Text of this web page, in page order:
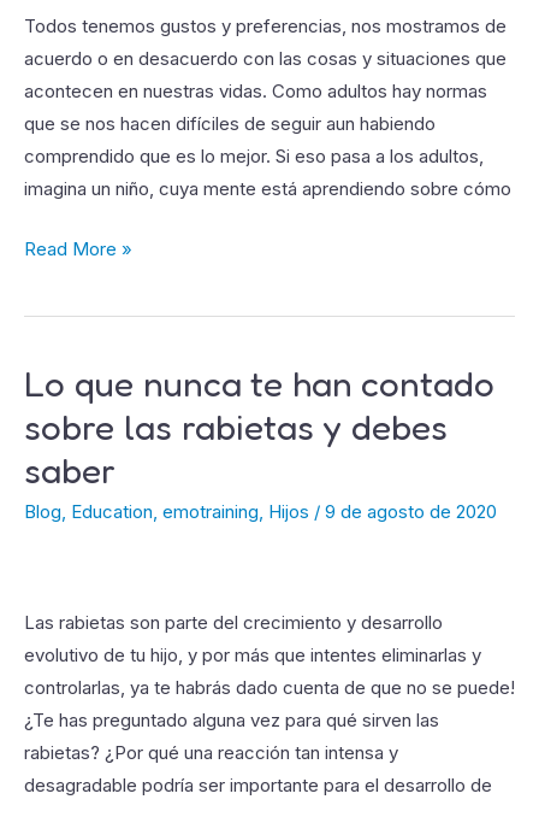
Todos tenemos gustos y preferencias, nos mostramos de
acuerdo o en desacuerdo con las cosas y situaciones que
acontecen en nuestras vidas. Como adultos hay normas
que se nos hacen difíciles de seguir aun habiendo
comprendido que es lo mejor. Si eso pasa a los adultos,
imagina un niño, cuya mente está aprendiendo sobre cómo
Read More »
Lo que nunca te han contado
sobre las rabietas y debes
saber
Blog, Education, emotraining, Hijos / 9 de agosto de 2020
Las rabietas son parte del crecimiento y desarrollo
evolutivo de tu hijo, y por más que intentes eliminarlas y
controlarlas, ya te habrás dado cuenta de que no se puede!
¿Te has preguntado alguna vez para qué sirven las
rabietas? ¿Por qué una reacción tan intensa y
desagradable podría ser importante para el desarrollo de
Lo
nunca
te
han
rabietas
y
debes
saber